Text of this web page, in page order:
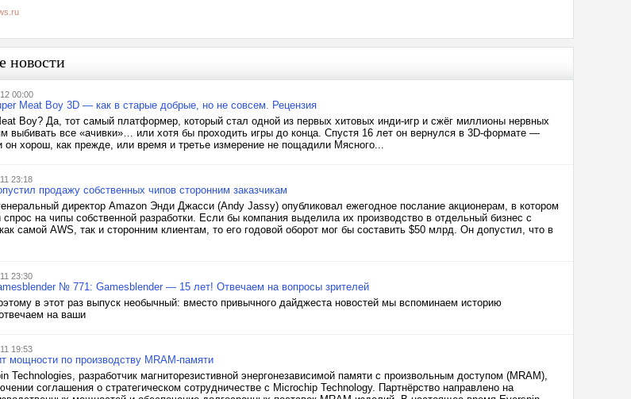
новости
00:00
Meat Boy 3D — как в старые добрые, но не совсем. Рецензия
Boy? Да, тот самый платформер, который стал одной из первых хитовых инди-игр и сжёг миллионы нервных
выбивать все «ачивки»… или хотя бы проходить игры до конца. Спустя 16 лет он вернулся в 3D-формате —
он хорош, как прежде, или время и третье измерение не пощадили Мясного...
23:18
продажу собственных чипов сторонним заказчикам
директор Amazon Энди Джасси (Andy Jassy) опубликовал ежегодное послание акционерам, в котором
спрос на чипы собственной разработки. Если бы компания выделила их производство в отдельный бизнес с
самой AWS, так и сторонним клиентам, то его годовой оборот мог бы составить $50 млрд. Он допустил, что в
23:30
№ 771: Gamesblender — 15 лет! Отвечаем на вопросы зрителей
в этот раз выпуск необычный: вместо привычного дайджеста новостей мы вспоминаем историю
на ваши
19:53
мощности по производству MRAM-памяти
Technologies, разработчик магниторезистивной энергонезависимой памяти с произвольным доступом (MRAM),
соглашения о стратегическом сотрудничестве с Microchip Technology. Партнёрство направлено на